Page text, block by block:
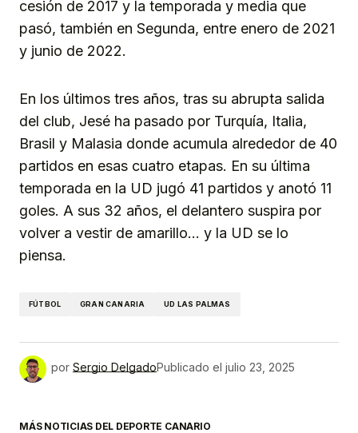
cesión de 2017 y la temporada y media que
pasó, también en Segunda, entre enero de 2021
y junio de 2022.
En los últimos tres años, tras su abrupta salida
del club, Jesé ha pasado por Turquía, Italia,
Brasil y Malasia donde acumula alrededor de 40
partidos en esas cuatro etapas. En su última
temporada en la UD jugó 41 partidos y anotó 11
goles. A sus 32 años, el delantero suspira por
volver a vestir de amarillo… y la UD se lo
piensa.
FÚTBOL GRAN CANARIA UD LAS PALMAS
por Sergio DelgadoPublicado el julio 23, 2025
MÁS NOTICIAS DEL DEPORTE CANARIO